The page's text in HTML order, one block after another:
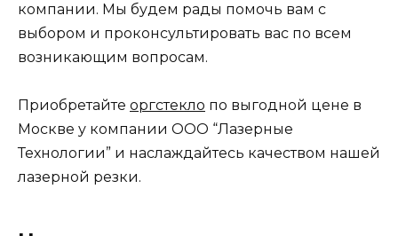
компании. Мы будем рады помочь вам с
выбором и проконсультировать вас по всем
возникающим вопросам.
Приобретайте оргстекло по выгодной цене в
Москве у компании ООО “Лазерные
Технологии” и наслаждайтесь качеством нашей
лазерной резки.